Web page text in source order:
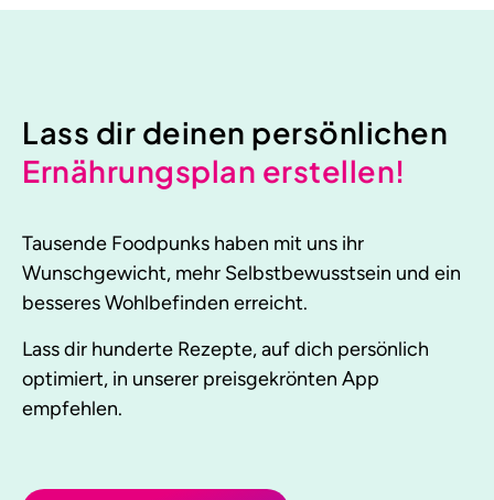
Lass dir deinen persönlichen
Ernährungsplan erstellen!
Tausende Foodpunks haben mit uns ihr
Wunschgewicht, mehr Selbstbewusstsein und ein
besseres Wohlbefinden erreicht.
Lass dir hunderte Rezepte, auf dich persönlich
optimiert, in unserer preisgekrönten App
empfehlen.